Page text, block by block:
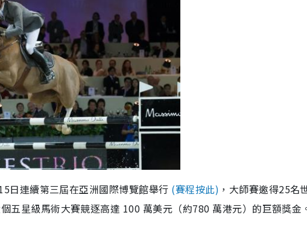
日連續第三屆在亞洲國際博覽館舉行 (賽程按此) ，大師賽邀得25名
五星級馬術大賽競逐高達 100 萬美元（約780 萬港元）的巨額獎金